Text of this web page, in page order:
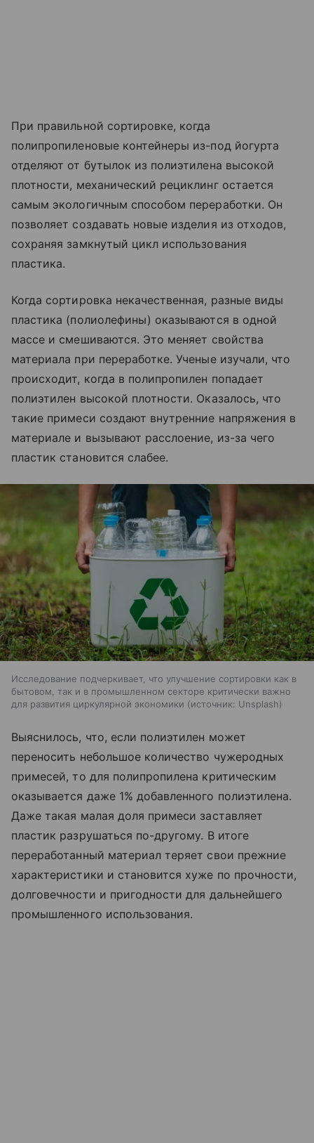
При правильной сортировке, когда
полипропиленовые контейнеры из-под йогурта
отделяют от бутылок из полиэтилена высокой
плотности, механический рециклинг остается
самым экологичным способом переработки. Он
позволяет создавать новые изделия из отходов,
сохраняя замкнутый цикл использования
пластика.
Когда сортировка некачественная, разные виды
пластика (полиолефины) оказываются в одной
массе и смешиваются. Это меняет свойства
материала при переработке. Ученые изучали, что
происходит, когда в полипропилен попадает
полиэтилен высокой плотности. Оказалось, что
такие примеси создают внутренние напряжения в
материале и вызывают расслоение, из-за чего
пластик становится слабее.
Исследование подчеркивает, что улучшение сортировки как в
бытовом, так и в промышленном секторе критически важно
для развития циркулярной экономики
источник: Unsplash
Выяснилось, что, если полиэтилен может
переносить небольшое количество чужеродных
примесей, то для полипропилена критическим
оказывается даже 1% добавленного полиэтилена.
Даже такая малая доля примеси заставляет
пластик разрушаться по-другому. В итоге
переработанный материал теряет свои прежние
характеристики и становится хуже по прочности,
долговечности и пригодности для дальнейшего
промышленного использования.